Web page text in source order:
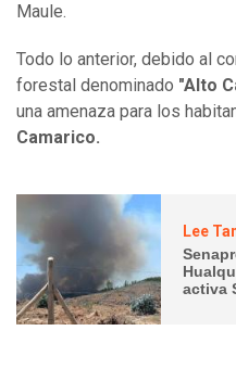
Maule.
Todo lo anterior, debido al
forestal denominado "Alto
una amenaza para los
Camarico.
Lee
activa